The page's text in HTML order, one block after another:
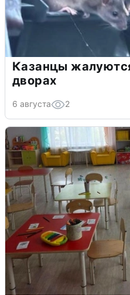
Казанцы
дворах
6 августа 2